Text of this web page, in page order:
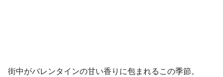
街中がバレンタインの甘い香りに包まれるこの季節。